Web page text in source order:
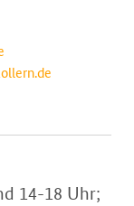
14-18 Uhr;